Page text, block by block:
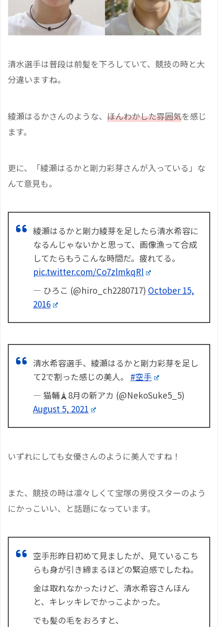
清水選手は普段は前髪を下ろしていて、競技の時と大
分違いますね。
綾瀬はるかさんのような、 ほんわかした雰囲気を感じ
ます。
更に、「綾瀬はるかと剛力彩芽さんが入っている」な
んて意見も。
綾瀬はるかと剛力綾芽を足したら清水希容に
なるんじゃないかと思って、画像漁って合成
してたらもうこんな時間だ。疲れてる。
pic.twitter.com/Co7zlmkqRl
— ひろこ (@hiro_ch2280717) October 15,
2016
清水希容選手、綾瀬はるかと剛力彩芽を足し
て2で割った感じの美人。 #空手
— 猫輔🗼8月の新アカ (@NekoSuke5_5)
August 5, 2021
いずれにしても女優さんのように美人ですね！
また、競技の時は凛々しくて宝塚の男役スターのよう
にかっこいい、と話題になっています。
空手形昨日初めて見ましたが、見ているこち
らも身が引き締まるほどの緊迫感でしたね。
金は取れなかったけど、清水希容さんほん
と、キレッキレでかっこよかった。
でも髪の毛をおろすと、